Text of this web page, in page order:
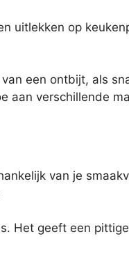
uitlekken op
een ontbijt, als
aan verschillende
van je
Het geeft een